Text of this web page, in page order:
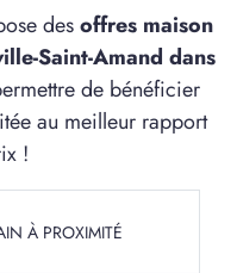
desoffres maison
Saint-Amand dans
de bénéficier
au meilleur rapport
!
À PROXIMITÉ